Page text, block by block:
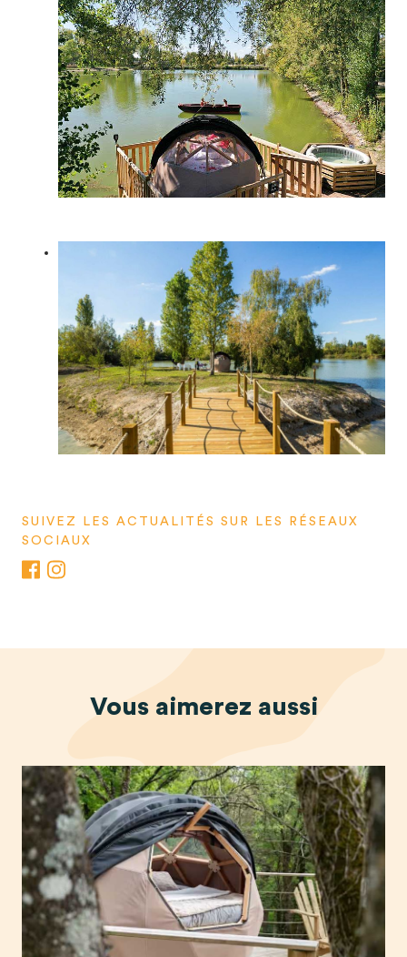
SUIVEZ LES ACTUALITÉS SUR LES RÉSEAUX
SOCIAUX
Vous aimerez aussi